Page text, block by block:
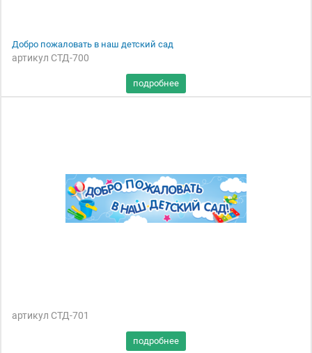
Добро пожаловать в наш детский сад
артикул СТД-700
артикул СТД-701